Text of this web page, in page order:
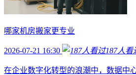
哪家机房搬家更专业
2026-07-21 16:30 187人看
在企业数字化转型的浪潮中，数据中